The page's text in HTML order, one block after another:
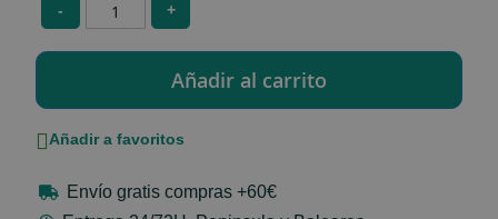
- +
Añadir a favoritos
Envío gratis compras +60€